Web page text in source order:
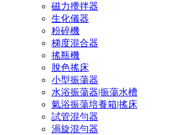
磁力攪拌器
生化儀器
粉碎機
梯度混合器
搖瓶機
脫色搖床
小型振蕩器
水浴振蕩器|振蕩水槽
氣浴振蕩培養箱|搖床
試管混勻器
渦旋混勻器